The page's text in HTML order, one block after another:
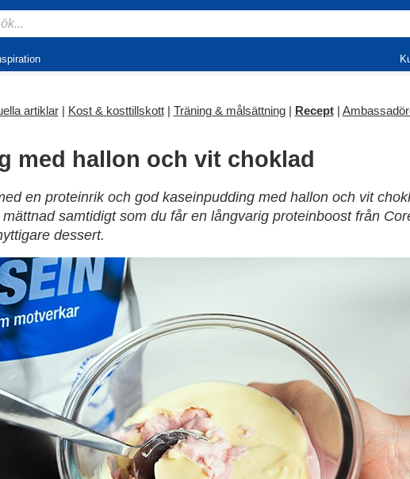
artiklar| Kost & kosttillskott| Träning & målsättning| Recept|
med hallon och vit choklad
en proteinrik och god kaseinpudding med hallon och vit
samtidigt som du får en långvarig proteinboost från
dessert.